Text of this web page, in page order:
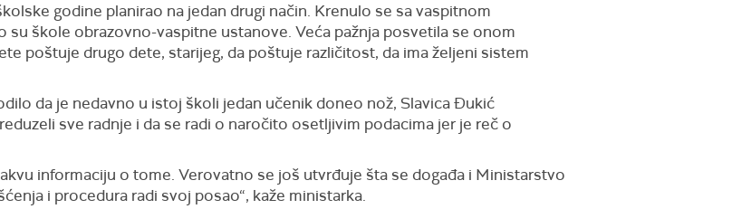
godine planirao na jedan drugi način. Krenulo se sa vaspitnom
škole obrazovno-vaspitne ustanove. Veća pažnja posvetila se onom
poštuje drugo dete, starijeg, da poštuje različitost, da ima željeni sistem
da je nedavno u istoj školi jedan učenik doneo nož, Slavica Đukić
sve radnje i da se radi o naročito osetljivim podacima jer je reč o
informaciju o tome. Verovatno se još utvrđuje šta se događa i Ministarstvo
i procedura radi svoj posao“, kaže ministarka.